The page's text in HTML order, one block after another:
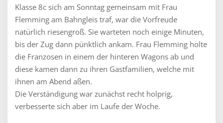
Klasse 8c sich am Sonntag gemeinsam mit Frau
Flemming am Bahngleis traf, war die Vorfreude
natürlich riesengroß. Sie warteten noch einige Minuten,
bis der Zug dann pünktlich ankam. Frau Flemming holte
die Franzosen in einem der hinteren Wagons ab und
diese kamen dann zu ihren Gastfamilien, welche mit
ihnen am Abend aßen.
Die Verständigung war zunächst recht holprig,
verbesserte sich aber im Laufe der Woche.